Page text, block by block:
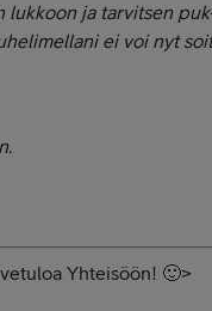
ja tarvitsen
ei voi nyt
Yhteisöön! 🙂>